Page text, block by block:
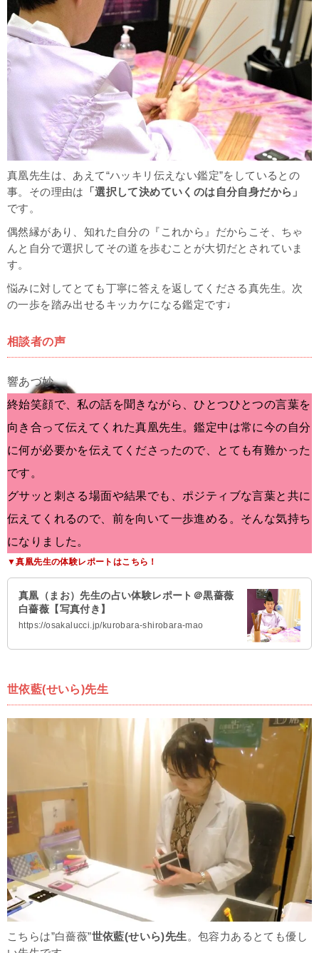
真凰先生は、あえて“ハッキリ伝えない鑑定”をしているとの
事。その理由は
「選択して決めていくのは自分自身だから」
です。
偶然縁があり、知れた自分の『これから』だからこそ、ちゃ
んと自分で選択してその道を歩むことが大切だとされていま
す。
悩みに対してとても丁寧に答えを返してくださる真先生。次
の一歩を踏み出せるキッカケになる鑑定です♩
相談者の声
終始笑顔で、私の話を聞きながら、ひとつひとつの言葉を
向き合って伝えてくれた真凰先生。鑑定中は常に今の自分
に何が必要かを伝えてくださったので、とても有難かった
です。
グサッと刺さる場面や結果でも、ポジティブな言葉と共に
伝えてくれるので、前を向いて一歩進める。そんな気持ち
になりました。
▼真凰先生の体験レポートはこちら！
真凰（まお）先生の占い体験レポート＠黒薔薇
白薔薇【写真付き】
https://osakalucci.jp/kurobara-shirobara-mao
世依藍(せいら)先生
こちらは”白薔薇”世依藍(せいら)先生 。包容力あるとても優し